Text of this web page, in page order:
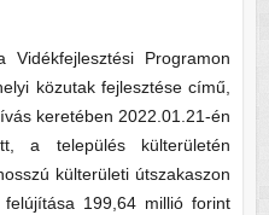
Vidékfejlesztési Programon
közutak fejlesztése című,
keretében 2022.01.21-én
a település külterületén
külterületi útszakaszon
199,64 millió forint